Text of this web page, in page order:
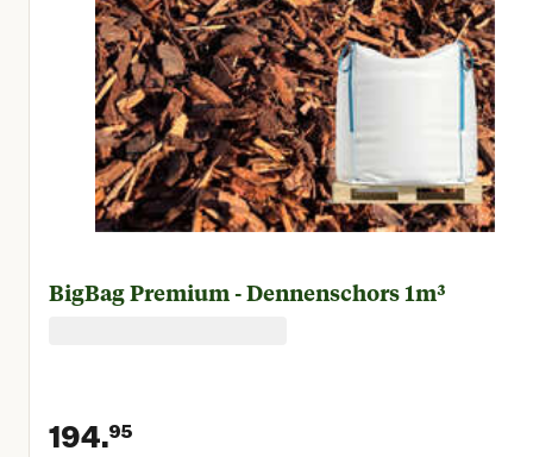
BigBag Premium - Dennenschors 1m³
194.95